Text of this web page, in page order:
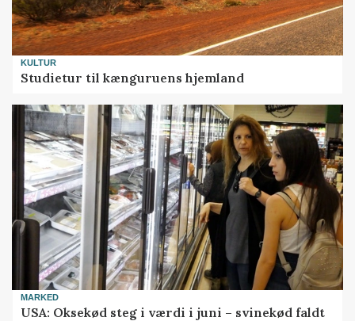
KULTUR
Studietur til kænguruens hjemland
MARKED
USA: Oksekød steg i værdi i juni – svinekød faldt